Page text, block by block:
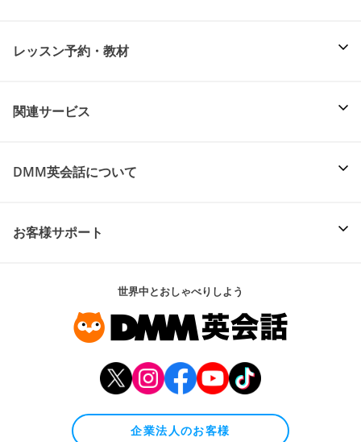
レッスン予約・教材
関連サービス
DMM英会話について
お客様サポート
世界中とおしゃべりしよう
企業法人のお客様